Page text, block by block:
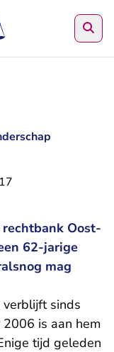
Oost-
62-jarige
mag
verblijft sinds
is aan hem
tijd geleden